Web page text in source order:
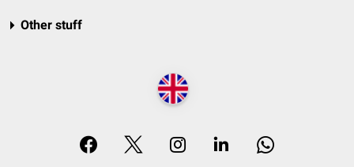
Other stuff